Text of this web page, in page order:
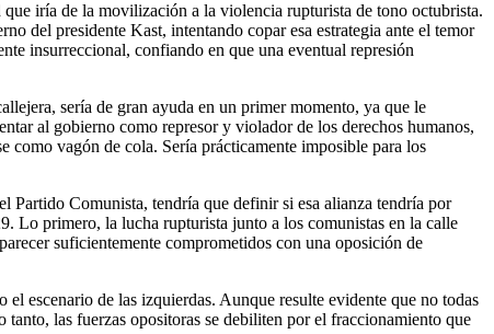
iría de la movilización a la violencia rupturista de tono octubrista.
del presidente Kast, intentando copar esa estrategia ante el temor
insurreccional, confiando en que una eventual represión
sería de gran ayuda en un primer momento, ya que le
al gobierno como represor y violador de los derechos humanos,
como vagón de cola. Sería prácticamente imposible para los
Partido Comunista, tendría que definir si esa alianza tendría por
Lo primero, la lucha rupturista junto a los comunistas en la calle
suficientemente comprometidos con una oposición de
escenario de las izquierdas. Aunque resulte evidente que no todas
las fuerzas opositoras se debiliten por el fraccionamiento que